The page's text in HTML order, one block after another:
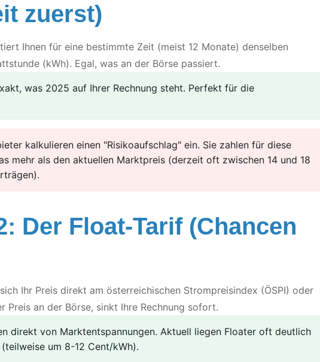
zuerst)
Ihnen für eine bestimmte Zeit (meist 12 Monate) denselben
(kWh). Egal, was an der Börse passiert.
was 2025 auf Ihrer Rechnung steht. Perfekt für die
kalkulieren einen "Risikoaufschlag" ein. Sie zahlen für diese
mehr als den aktuellen Marktpreis (derzeit oft zwischen 14 und 18
Der Float-Tarif (Chancen
Ihr Preis direkt am österreichischen Strompreisindex (ÖSPI) oder
Preis an der Börse, sinkt Ihre Rechnung sofort.
direkt von Marktentspannungen. Aktuell liegen Floater oft deutlich
um 8-12 Cent/kWh).